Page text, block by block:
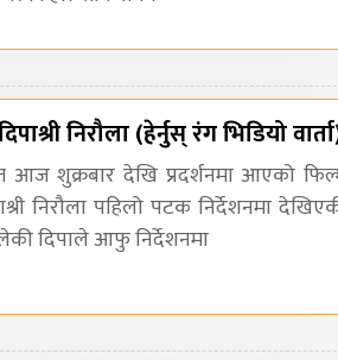
निरौला (हेर्नुस् रंग भिडियो
आज शुक्रबार देखि प्रदर्शनमा आएको
निरौला पहिलो पटक निर्देशनमा
दिपाले आफु निर्देशनमा